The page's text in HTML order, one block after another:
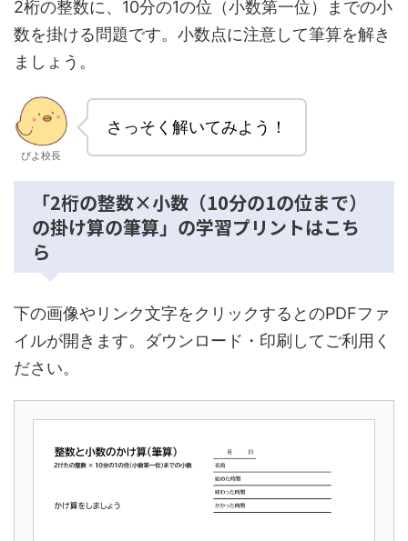
2桁の整数に、10分の1の位（小数第一位）までの小
数を掛ける問題です。小数点に注意して筆算を解き
ましょう。
ぴよ校長
さっそく解いてみよう！
「2桁の整数×小数（10分の1の位まで）
の掛け算の筆算」の学習プリントはこち
ら
下の画像やリンク文字をクリックするとのPDFファ
イルが開きます。ダウンロード・印刷してご利用く
ださい。